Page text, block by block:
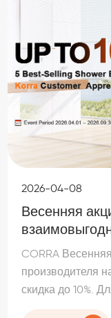
2026-04-08
Весенняя
брендов
CORRA
производителя
скидка до 10%.